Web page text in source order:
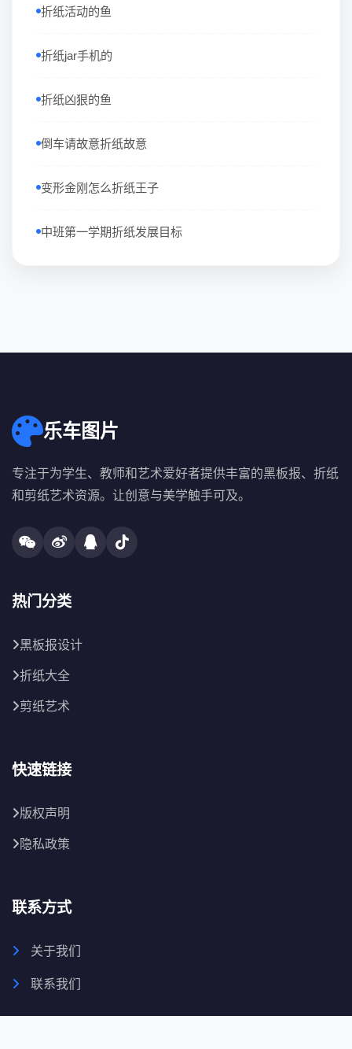
折纸活动的鱼
折纸jar手机的
折纸凶狠的鱼
倒车请故意折纸故意
变形金刚怎么折纸王子
中班第一学期折纸发展目标
乐车图片
专注于为学生、教师和艺术爱好者提供丰富的黑板报、折纸
和剪纸艺术资源。让创意与美学触手可及。
热门分类
黑板报设计
折纸大全
剪纸艺术
快速链接
版权声明
隐私政策
联系方式
关于我们
联系我们